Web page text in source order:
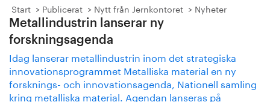
Start Publicerat Nytt från Jernkontoret Nyheter
Metallindustrin lanserar ny
forskningsagenda
Idag lanserar metallindustrin inom det strategiska
innovationsprogrammet Metalliska material en ny
forsknings- och innovationsagenda, Nationell samling
kring metalliska material. Agendan lanseras på